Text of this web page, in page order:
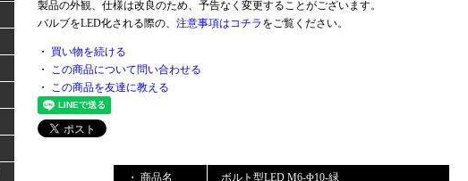
製品の外観、仕様は改良のため、予告なく変更することがございます。
バルブをLED化される際の、 注意事項はコチラ をご覧ください。
・ 買い物を続ける
・ この商品について問い合わせる
・ この商品を友達に教える
・ 商品名 ボルト型LED M6-Φ10-緑